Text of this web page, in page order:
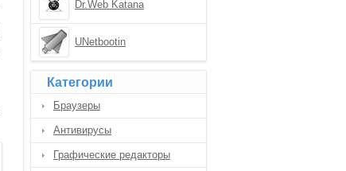
Dr.Web Katana
UNetbootin
Категории
Браузеры
Антивирусы
Графические редакторы